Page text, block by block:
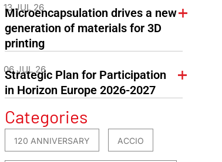
13 JUL 26
Microencapsulation drives a new
generation of materials for 3D
printing
06 JUL 26
Strategic Plan for Participation
in Horizon Europe 2026-2027
Categories
120 ANNIVERSARY ACCIO